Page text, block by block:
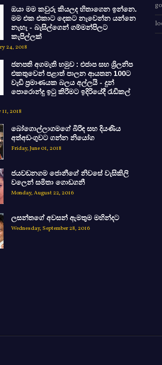
ඔයා මම කවුරු කියලද හිතාගෙන ඉන්නෙ.
මම එක එකාට දෙකට නැවෙන්න යන්නෙ
නැහැ - බැසිල්ගෙන් ගම්මන්පිලට
කැපිල්ලක්
24, 2018
ජනපති අගමැති හමුව : එජාප සහ ශ්‍රිලනිප
එකතුවෙන් පළාත් පාලන ආයතන 100ට
වැඩි ප්‍රමාණයක බලය අල්ලයි - දුන්
පොරොන්දු ඉටු කිරීමට ඉදිරියේදී රැඩිකල්
2018
බෝගොල්ලාගමගේ බිරිඳ සහ දියණිය
අත්අඩංගුවට ගන්න නියෝග
Friday, June 01, 2018
ජයවඩනගම ජොනීගේ නිවසේ වැසිකිලි
වලෙන් සමිතා ගොඩගනී
Monday, August 22, 2016
ලසන්තගේ අවසන් ඇමතුම මහින්දට
Wednesday, September 28, 2016